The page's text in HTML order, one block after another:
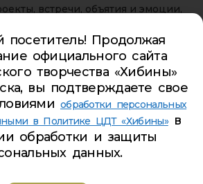
встречи, объятия и эмоции,
посетитель! Продолжая
официального сайта
творчества «Хибины»
вы подтверждаете свое
обработки персональных
в Политике ЦДТ «Хибины»в
обработки и защиты
данных.